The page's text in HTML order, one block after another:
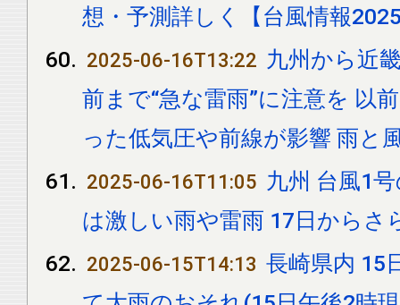
想・予測詳しく【台風情報
2025-06-16T13:22 九州から近
前まで“急な雷雨”に注意を 以
った低気圧や前線が影響 雨と
2025-06-16T11:05 九州 台風1
は激しい雨や雷雨 17日からさ
2025-06-15T14:13 長崎県内 15